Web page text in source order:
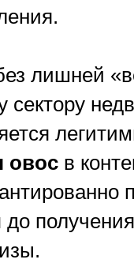
лишней
сектору
овос в
до